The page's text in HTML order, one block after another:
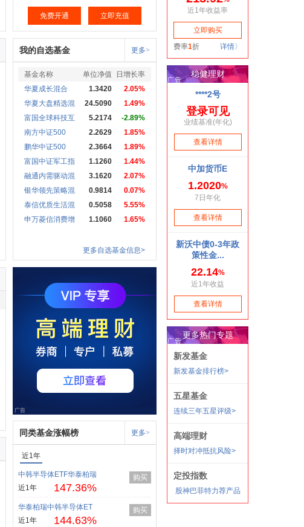
免费开通 立即充值
我的自选基金 更多>
基金名称 单位净值
日增长率
华夏成长混合
1.3420
2.05%
华夏大盘精选混
24.5090
1.49%
富国全球科技互
5.2174
-2.89%
南方中证500
2.2629
1.85%
鹏华中证500
2.3664
1.89%
富国中证军工指
1.1260
1.44%
融通内需驱动混
3.1620
2.07%
银华领先策略混
0.9814
0.07%
泰信优质生活混
0.5058
5.55%
申万菱信消费增
1.1060 1.65%
更多自选基金信息>
同类基金涨幅榜 更多>
近1年
中韩半导体ETF华泰柏瑞
近1年
147.36%
购买
华泰柏瑞中韩半导体ET
近1年
144.63%
购买